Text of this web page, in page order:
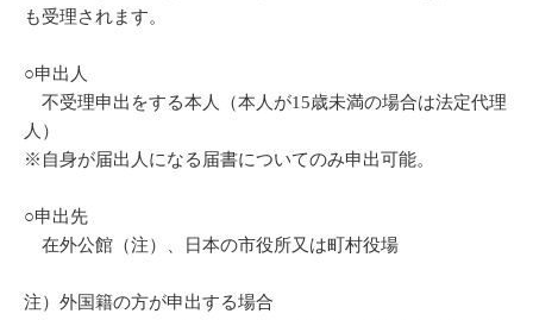
も受理されます。
○申出人
不受理申出をする本人（本人が15歳未満の場合は法定代理
人）
※自身が届出人になる届書についてのみ申出可能。
○申出先
在外公館（注）、日本の市役所又は町村役場
注）外国籍の方が申出する場合